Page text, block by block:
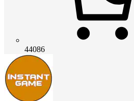
44086